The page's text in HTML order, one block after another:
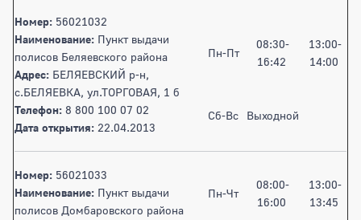
Номер: 56021032
Наименование: Пункт выдачи
полисов Беляевского района
Адрес: БЕЛЯЕВСКИЙ р-н,
с.БЕЛЯЕВКА, ул.ТОРГОВАЯ, 1 б
Телефон: 8 800 100 07 02
Дата открытия: 22.04.2013
Пн-Пт
08:30-
16:42
13:00-
14:00
Сб-Вс Выходной
Номер: 56021033
Наименование: Пункт выдачи
полисов Домбаровского района
Пн-Чт
08:00-
16:00
13:00-
13:45